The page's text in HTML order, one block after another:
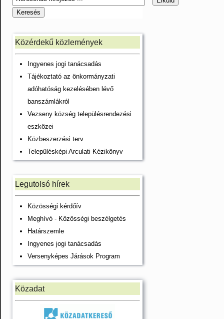
Közérdekű közlemények
Ingyenes jogi tanácsadás
Tájékoztató az önkormányzati
adóhatóság kezelésében lévő
banszámlákról
Vezseny község településrendezési
eszközei
Közbeszerzési terv
Településképi Arculati Kézikönyv
Legutolsó hírek
Közösségi kérdőív
Meghívó - Közösségi beszélgetés
Határszemle
Ingyenes jogi tanácsadás
Versenyképes Járások Program
Közadat